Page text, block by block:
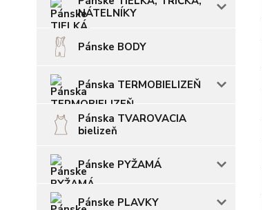
NÁTELNÍKY
Pánske BODY
Pánska TERMOBIELIZEŇ
Pánska TVAROVACIA
bielizeň
Pánske PYŽAMÁ
Pánske PLAVKY